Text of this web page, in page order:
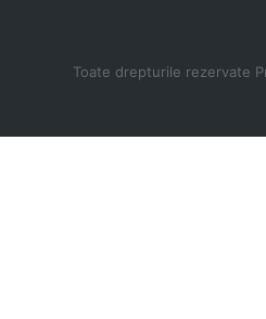
Toate drepturile rezervate